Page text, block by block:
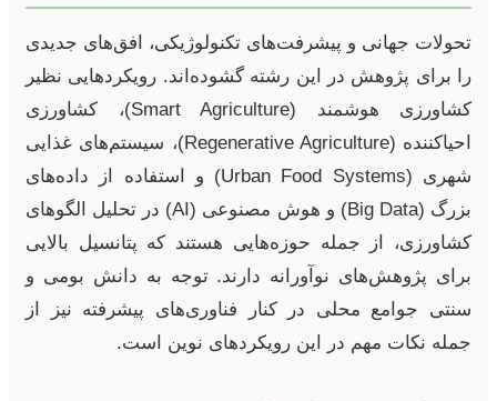
تحولات جهانی و پیشرفت‌های تکنولوژیکی، افق‌های جدیدی
را برای پژوهش در این رشته گشوده‌اند. رویکردهایی نظیر
کشاورزی هوشمند (Smart Agriculture)، کشاورزی
احیاکننده (Regenerative Agriculture)، سیستم‌های غذایی
شهری (Urban Food Systems) و استفاده از داده‌های
بزرگ (Big Data) و هوش مصنوعی (AI) در تحلیل الگوهای
کشاورزی، از جمله حوزه‌هایی هستند که پتانسیل بالایی
برای پژوهش‌های نوآورانه دارند. توجه به دانش بومی و
سنتی جوامع محلی در کنار فناوری‌های پیشرفته نیز از
جمله نکات مهم در این رویکردهای نوین است.